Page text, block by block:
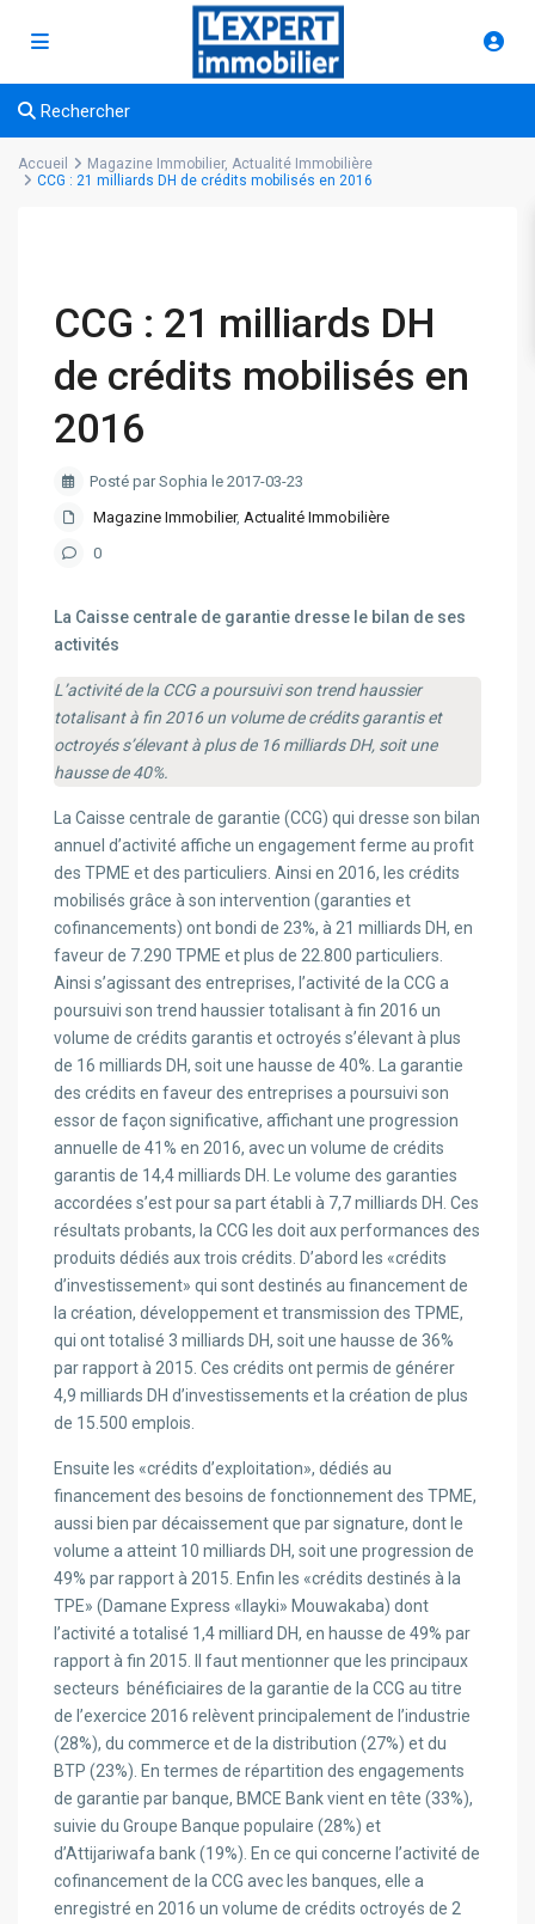
Rechercher
Accueil Magazine Immobilier,Actualité Immobilière
CCG : 21 milliards DH de crédits mobilisés en 2016
CCG : 21 milliards DH
de crédits mobilisés en
2016
Posté par Sophia le 2017-03-23
Magazine Immobilier,Actualité Immobilière
0
La Caisse centrale de garantie dresse le bilan de ses
activités
L’activité de la CCG a poursuivi son trend haussier
totalisant à fin 2016 un volume de crédits garantis et
octroyés s’élevant à plus de 16 milliards DH, soit une
hausse de 40%.
La Caisse centrale de garantie (CCG) qui dresse son bilan
annuel d’activité affiche un engagement ferme au profit
des TPME et des particuliers. Ainsi en 2016, les crédits
mobilisés grâce à son intervention (garanties et
cofinancements) ont bondi de 23%, à 21 milliards DH, en
faveur de 7.290 TPME et plus de 22.800 particuliers.
Ainsi s’agissant des entreprises, l’activité de la CCG a
poursuivi son trend haussier totalisant à fin 2016 un
volume de crédits garantis et octroyés s’élevant à plus
de 16 milliards DH, soit une hausse de 40%. La garantie
des crédits en faveur des entreprises a poursuivi son
essor de façon significative, affichant une progression
annuelle de 41% en 2016, avec un volume de crédits
garantis de 14,4 milliards DH. Le volume des garanties
accordées s’est pour sa part établi à 7,7 milliards DH. Ces
résultats probants, la CCG les doit aux performances des
produits dédiés aux trois crédits. D’abord les «crédits
d’investissement» qui sont destinés au financement de
la création, développement et transmission des TPME,
qui ont totalisé 3 milliards DH, soit une hausse de 36%
par rapport à 2015. Ces crédits ont permis de générer
4,9 milliards DH d’investissements et la création de plus
de 15.500 emplois.
Ensuite les «crédits d’exploitation», dédiés au
financement des besoins de fonctionnement des TPME,
aussi bien par décaissement que par signature, dont le
volume a atteint 10 milliards DH, soit une progression de
49% par rapport à 2015. Enfin les «crédits destinés à la
TPE» (Damane Express «Ilayki» Mouwakaba) dont
l’activité a totalisé 1,4 milliard DH, en hausse de 49% par
rapport à fin 2015. Il faut mentionner que les principaux
secteurs bénéficiaires de la garantie de la CCG au titre
de l’exercice 2016 relèvent principalement de l’industrie
(28%), du commerce et de la distribution (27%) et du
BTP (23%). En termes de répartition des engagements
de garantie par banque, BMCE Bank vient en tête (33%),
suivie du Groupe Banque populaire (28%) et
d’Attijariwafa bank (19%). En ce qui concerne l’activité de
cofinancement de la CCG avec les banques, elle a
enregistré en 2016 un volume de crédits octroyés de 2